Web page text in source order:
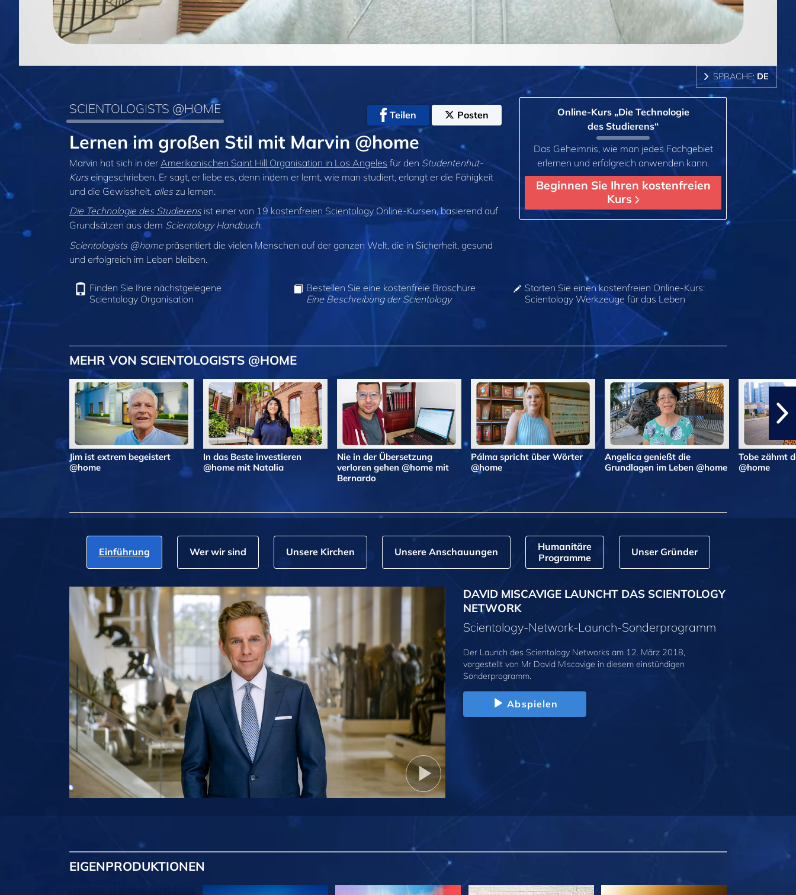
SPRACHE: DE
SCIENTOLOGISTS @HOME Teilen Posten
Lernen im großen Stil mit Marvin @home
Marvin hat sich in der Amerikanischen Saint Hill Organisation in Los Angeles für den Studentenhut-
Kurseingeschrieben. Er sagt, er liebe es, denn indem er lernt, wie man studiert, erlangt er die Fähigkeit
und die Gewissheit, alleszu lernen.
Die Technologie des Studierensist einer von 19 kostenfreien Scientology Online-Kursen, basierend auf
Grundsätzen aus dem Scientology Handbuch.
Scientologists @homepräsentiert die vielen Menschen auf der ganzen Welt, die in Sicherheit, gesund
und erfolgreich im Leben bleiben.
Online-Kurs „Die Technologie
des Studierens“
Das Geheimnis, wie man jedes Fachgebiet
erlernen und erfolgreich anwenden kann.
Beginnen Sie Ihren kostenfreien
Kurs
Finden Sie Ihre nächstgelegene
Scientology Organisation
Bestellen Sie eine kostenfreie Broschüre
Eine Beschreibung der Scientology
Starten Sie einen kostenfreien Online-Kurs:
Scientology Werkzeuge für das Leben
MEHR VON SCIENTOLOGISTS @HOME
Jim ist extrem begeistert
@home
In das Beste investieren
@home mit Natalia
Nie in der Übersetzung
verloren gehen @home mit
Bernardo
Pálma spricht über Wörter
@home
Angelica genießt die
Grundlagen im Leben @home
Tobe zähmt
@home
Einführung Wer wir sind Unsere Kirchen Unsere Anschauungen
Humanitäre
Programme
Unser Gründer
DAVID MISCAVIGE LAUNCHT DAS SCIENTOLOGY
NETWORK
Scientology-Network-Launch-Sonderprogramm
Der Launch des Scientology Networks am 12. März 2018,
vorgestellt von Mr David Miscavige in diesem einstündigen
Sonderprogramm.
Abspielen
EIGENPRODUKTIONEN